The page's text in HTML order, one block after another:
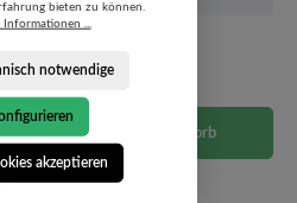
ein oder benutze die Schaltflächen um die
In den Warenkorb
bieten zu können.
Informationen ...
notwendige
akzeptieren